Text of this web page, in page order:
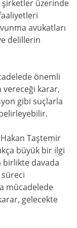
üzerinde
avukatları
delillerin
önemli
vereceği karar,
gibi suçlarla
Taştemir
büyük bir ilgi
birlikte davada
süreci
mücadelede
gelecekte